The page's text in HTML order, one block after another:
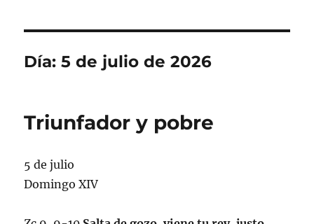
Día:5 de julio de 2026
Triunfador y pobre
5 de julio
Domingo XIV